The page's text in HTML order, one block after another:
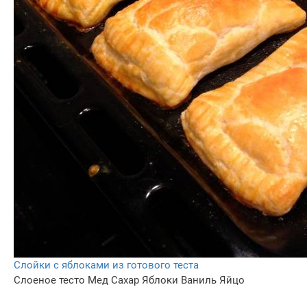
Слойки с яблоками из готового теста
Слоеное тесто Мед Сахар Яблоки Ваниль Яйцо